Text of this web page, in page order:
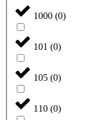
1000 (0)
101 (0)
105 (0)
110 (0)